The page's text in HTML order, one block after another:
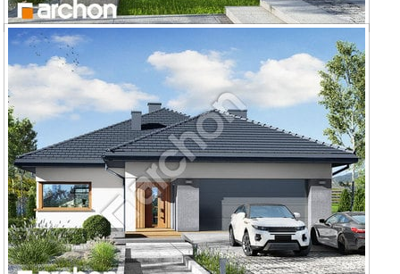
Dom w renklodach 6 (G2)